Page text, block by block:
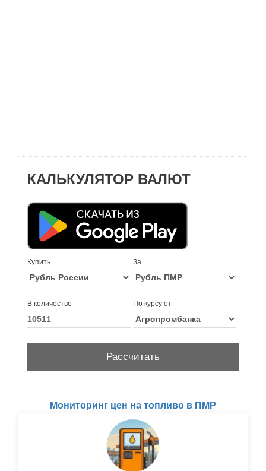
КАЛЬКУЛЯТОР ВАЛЮТ
Купить За
В количестве По курсу от
Мониторинг цен на топливо в ПМР